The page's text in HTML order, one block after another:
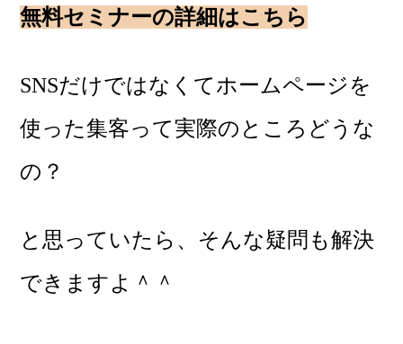
無料セミナーの詳細はこちら
SNSだけではなくてホームページを
使った集客って実際のところどうな
の？
と思っていたら、そんな疑問も解決
できますよ＾＾